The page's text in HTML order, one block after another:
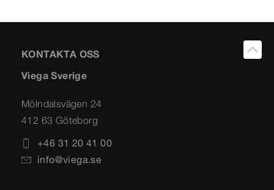
KONTAKTA OSS
Viega Sverige
Mölndalsvägen 24
412 63 Göteborg
+46 31 20 41 00
info@viega.se